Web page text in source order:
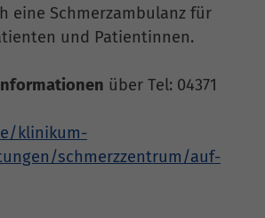
eine Schmerzambulanz für
und Patientinnen.
über Tel: 04371
klinikum-
schmerzzentrum/auf-